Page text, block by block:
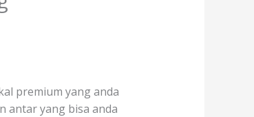
premium yang anda
antar yang bisa anda